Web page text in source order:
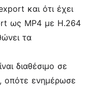
και ότι έχει
ως MP4 με H.264
τα
διαθέσιμο σε
οπότε ενημέρωσε